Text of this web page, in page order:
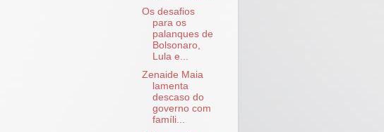
Os desafios
para os
palanques de
Bolsonaro,
Lula e...
Zenaide Maia
lamenta
descaso do
governo com
famíli...